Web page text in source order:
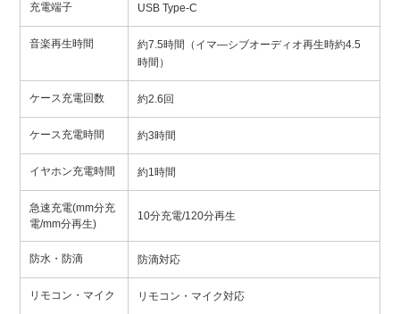
充電端子 USB Type-C
音楽再生時間
約7.5時間（イマ―シブオーディオ再生時約4.5
時間）
ケース充電回数 約2.6回
ケース充電時間 約3時間
イヤホン充電時間 約1時間
急速充電(mm分充
電/mm分再生)
10分充電/120分再生
防水・防滴 防滴対応
リモコン・マイク リモコン・マイク対応